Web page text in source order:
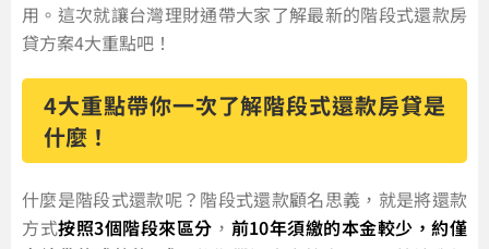
用。這次就讓台灣理財通帶大家了解最新的階段式還款房
貸方案4大重點吧！
4大重點帶你一次了解階段式還款房貸是
什麼！
什麼是階段式還款呢？階段式還款顧名思義，就是將還款
方式按照3個階段來區分 ， 前10年須繳的本金較少，約僅